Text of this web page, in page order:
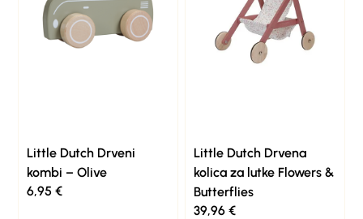
Little Dutch Drveni
kombi – Olive
6,95€
Little Dutch Drvena
kolica za lutke Flowers &
Butterflies
39,96 €